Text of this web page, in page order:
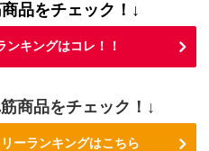
品をチェック！↓
ンキングはコレ！！
商品をチェック！↓
ーランキングはこちら